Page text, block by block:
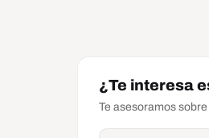
¿Te interesa
Te asesoramos